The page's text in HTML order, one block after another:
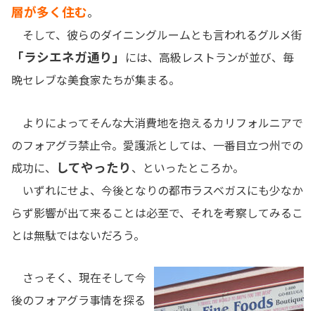
層が多く住む。
そして、彼らのダイニングルームとも言われるグルメ街
「ラシエネガ通り」
には、高級レストランが並び、毎
晩セレブな美食家たちが集まる。
よりによってそんな大消費地を抱えるカリフォルニアで
のフォアグラ禁止令。愛護派としては、一番目立つ州での
成功に、
してやったり 、といったところか。
いずれにせよ、今後となりの都市ラスベガスにも少なか
らず影響が出て来ることは必至で、それを考察してみるこ
とは無駄ではないだろう。
さっそく、現在そして今
後のフォアグラ事情を探る